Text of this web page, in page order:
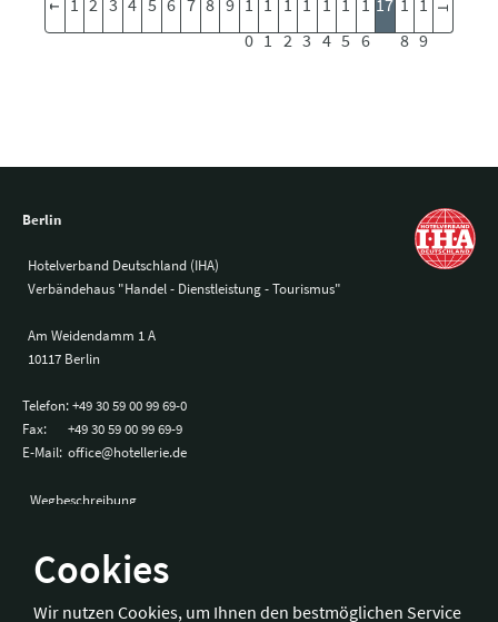
Cookies
Wir nutzen Cookies, um Ihnen den bestmöglichen Service
0 1 2 3 4 5 6
8 9
Berlin
Hotelverband Deutschland (IHA)
Verbändehaus "Handel - Dienstleistung - Tourismus"
Am Weidendamm 1 A
10117 Berlin
Telefon:+49 30 59 00 99 69-0
Fax:
+49 30 59 00 99 69-9
E-Mail: office@hotellerie.de
Wegbeschreibung